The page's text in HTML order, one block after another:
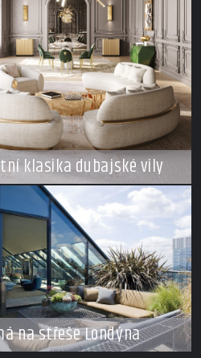
klasika dubajské vily
na střeše Londýna